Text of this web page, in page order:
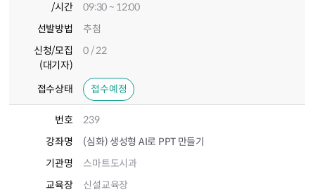
/시간
09:30 ~ 12:00
선발방법
추첨
신청/모집
(대기자)
0 / 22
접수상태 접수예정
번호
239
강좌명
(심화) 생성형 AI로 PPT 만들기
기관명
스마트도시과
교육장
신설교육장